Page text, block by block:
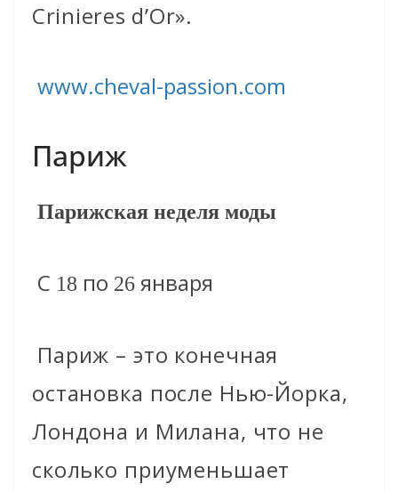
Crinieres d’Or».
www.cheval-passion.com
Париж
Парижская неделя моды
С 18 по 26 января
Париж – это конечная
остановка после Нью-Йорка,
Лондона и Милана, что не
сколько приуменьшает